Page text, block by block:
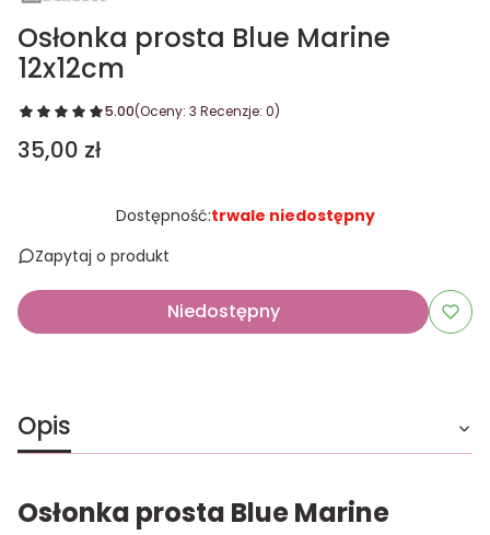
Osłonka prosta Blue Marine
12x12cm
5.00(Oceny: 3 Recenzje: 0)
Cena
35,00 zł
Dostępność:trwale niedostępny
Zapytaj o produkt
Niedostępny
Opis
Osłonka prosta Blue Marine